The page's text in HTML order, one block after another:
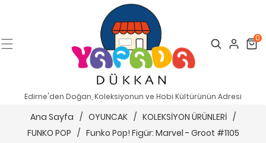
Search Cart
0
Edirne'den Doğan, Koleksiyonun ve Hobi Kültürünün Adresi
Ana Sayfa / OYUNCAK / KOLEKSİYON ÜRÜNLERİ /
FUNKO POP / Funko Pop! Figür: Marvel - Groot #1105